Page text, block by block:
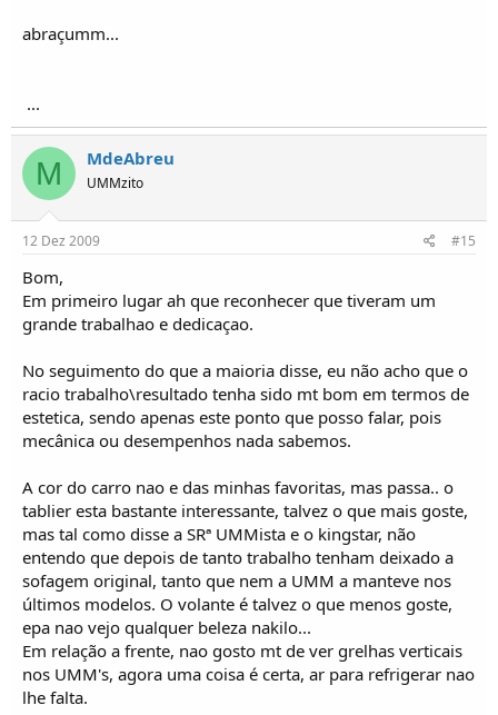
abraçumm...
...
M MdeAbreu
UMMzito
12 Dez 2009 #15
Bom,
Em primeiro lugar ah que reconhecer que tiveram um
grande trabalhao e dedicaçao.
No seguimento do que a maioria disse, eu não acho que o
racio trabalho\resultado tenha sido mt bom em termos de
estetica, sendo apenas este ponto que posso falar, pois
mecânica ou desempenhos nada sabemos.
A cor do carro nao e das minhas favoritas, mas passa.. o
tablier esta bastante interessante, talvez o que mais goste,
mas tal como disse a SRª UMMista e o kingstar, não
entendo que depois de tanto trabalho tenham deixado a
sofagem original, tanto que nem a UMM a manteve nos
últimos modelos. O volante é talvez o que menos goste,
epa nao vejo qualquer beleza nakilo...
Em relação a frente, nao gosto mt de ver grelhas verticais
nos UMM's, agora uma coisa é certa, ar para refrigerar nao
lhe falta.